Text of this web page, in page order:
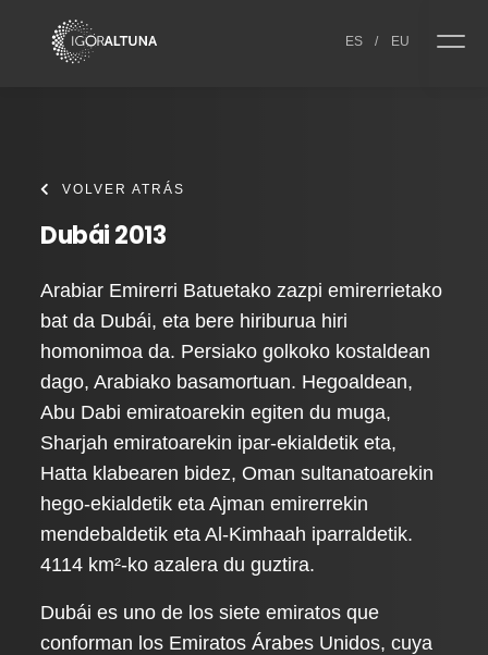
ES / EU
VOLVER ATRÁS
Dubái 2013
Arabiar Emirerri Batuetako zazpi emirerrietako
bat da Dubái, eta bere hiriburua hiri
homonimoa da. Persiako golkoko kostaldean
dago, Arabiako basamortuan. Hegoaldean,
Abu Dabi emiratoarekin egiten du muga,
Sharjah emiratoarekin ipar-ekialdetik eta,
Hatta klabearen bidez, Oman sultanatoarekin
hego-ekialdetik eta Ajman emirerrekin
mendebaldetik eta Al-Kimhaah iparraldetik.
4114 km²-ko azalera du guztira.
Dubái es uno de los siete emiratos que
conforman los Emiratos Árabes Unidos, cuya